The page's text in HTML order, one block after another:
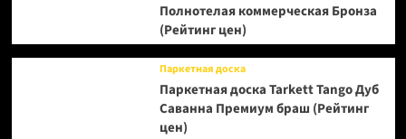
Полнотелая коммерческая Бронза
(Рейтинг цен)
Паркетная доска
Паркетная доска Tarkett Tango Дуб
Саванна Премиум браш (Рейтинг
цен)